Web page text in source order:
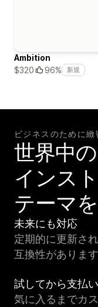
Ambition
$320
96% 新規
ビジネスのために緻
世界中
インス
テーマ
未来にも対応
定期的に更新さ
互換性があります
試してから支払い
気に入るまでカ